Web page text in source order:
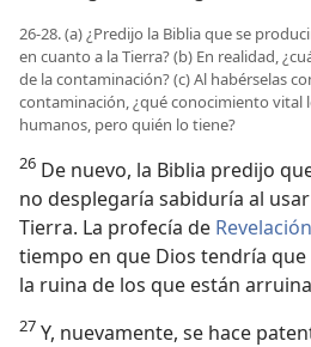
26-28. (a) ¿Predijo la Biblia que se
en cuanto a la Tierra? (b) En realidad,
de la contaminación? (c) Al habérselas
contaminación, ¿qué conocimiento vital
humanos, pero quién lo tiene?
26 De nuevo, la Biblia predijo
no desplegaría sabiduría al
Tierra. La profecía de
tiempo en que Dios tendría
la ruina de los que están
27 Y, nuevamente, se hace